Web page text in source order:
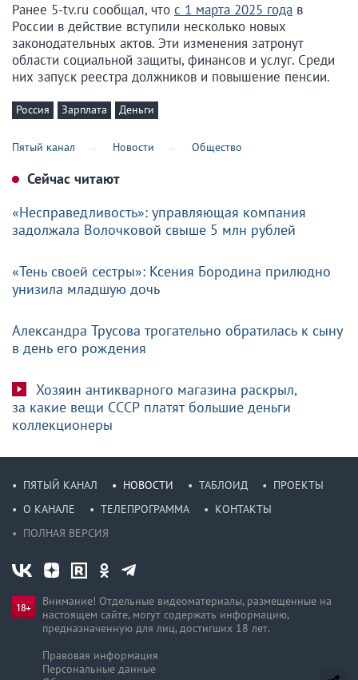
Ранее 5-tv.ru сообщал, что с 1 марта 2025 года в
России в действие вступили несколько новых
законодательных актов. Эти изменения затронут
области социальной защиты, финансов и услуг. Среди
них запуск реестра должников и повышение пенсии.
Россия Зарплата Деньги
Пятый канал Новости Общество
Сейчас читают
«Несправедливость»: управляющая компания
задолжала Волочковой свыше 5 млн рублей
«Тень своей сестры»: Ксения Бородина прилюдно
унизила младшую дочь
Александра Трусова трогательно обратилась к сыну
в день его рождения
Хозяин антикварного магазина раскрыл,
за какие вещи СССР платят большие деньги
коллекционеры
ПЯТЫЙ КАНАЛ НОВОСТИ ТАБЛОИД
ПРОЕКТЫ
О КАНАЛЕ
ТЕЛЕПРОГРАММА
КОНТАКТЫ
ПОЛНАЯ ВЕРСИЯ
Внимание! Отдельные видеоматериалы, размещенные на
настоящем сайте, могут содержать информацию,
предназначен­ную для лиц, достигших 18 лет.
Правовая информация
Персональные данные